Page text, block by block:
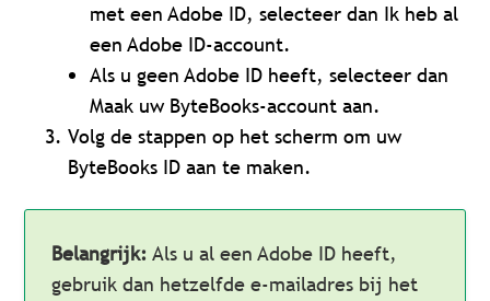
met een Adobe ID, selecteer dan Ik heb al
een Adobe ID-account.
Als u geen Adobe ID heeft, selecteer dan
Maak uw ByteBooks-account aan.
Volg de stappen op het scherm om uw
ByteBooks ID aan te maken.
Belangrijk: Als u al een Adobe ID heeft,
gebruik dan hetzelfde e-mailadres bij het